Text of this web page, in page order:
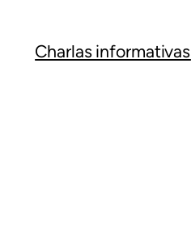
Charlas informativas